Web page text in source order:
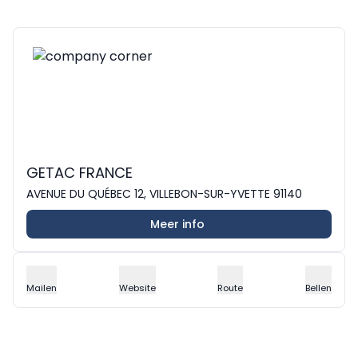
GETAC FRANCE
AVENUE DU QUÉBEC 12, VILLEBON-SUR-YVETTE 91140
Meer info
Mailen Website Route Bellen